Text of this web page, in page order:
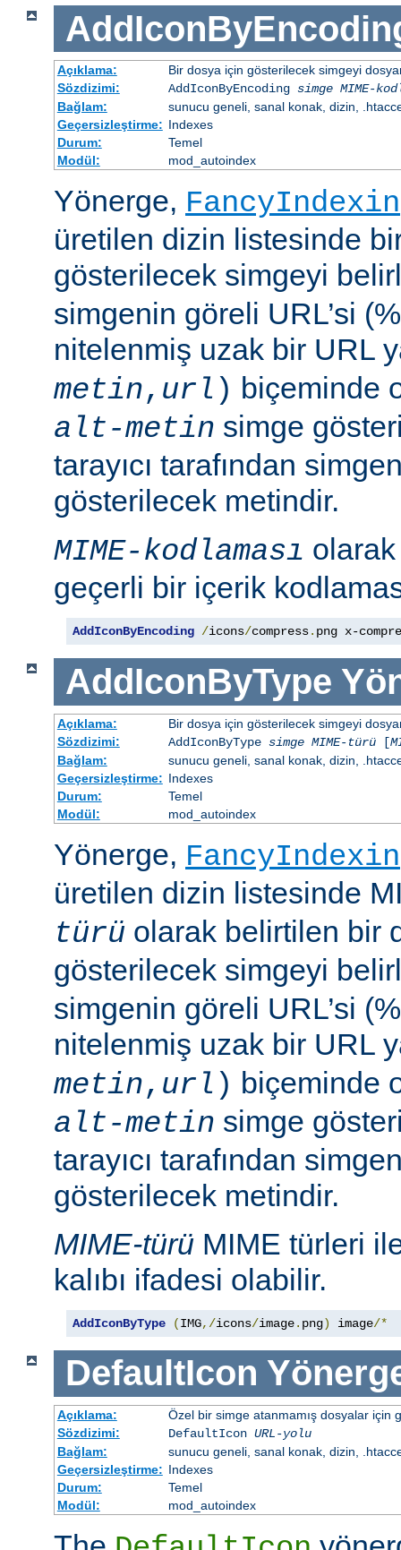
Açıklama:
Bir dosya için gösterilecek simgeyi
Sözdizimi:
AddIconByEncoding simge MIME-
Bağlam:
sunucu geneli, sanal konak, dizin,
Geçersizleştirme: Indexes
Durum:
Temel
Modül:
mod_autoindex
Yönerge,
üretilen dizin listesinde
gösterilecek simgeyi
simgenin göreli URL’si
nitelenmiş uzak bir URL
metin, url ) biçeminde
alt-metin simge
tarayıcı tarafından
gösterilecek metindir.
MIME-kodlaması
geçerli bir içerik
AddIconByEncoding /icons/compress. png x-
AddIconByType
Açıklama:
Bir dosya için gösterilecek simgeyi
Sözdizimi:
AddIconByType simge MIME-türü[
Bağlam:
sunucu geneli, sanal konak, dizin,
Geçersizleştirme: Indexes
Durum:
Temel
Modül:
mod_autoindex
Yönerge,
üretilen dizin listesinde
türü olarak belirtilen bir
gösterilecek simgeyi
simgenin göreli URL’si
nitelenmiş uzak bir URL
metin, url ) biçeminde
alt-metin simge
tarayıcı tarafından
gösterilecek metindir.
MIME-türü MIME türleri
kalıbı ifadesi olabilir.
AddIconByType (IMG,/icons/image. png) image/*
DefaultIcon
Açıklama:
Özel bir simge atanmamış dosyalar için
Sözdizimi:
DefaultIcon URL-yolu
Bağlam:
sunucu geneli, sanal konak, dizin,
Geçersizleştirme: Indexes
Durum:
Temel
Modül:
mod_autoindex